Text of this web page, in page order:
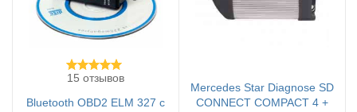
15 отзывов
Bluetooth OBD2 ELM 327 с
Mercedes Star Diagnose SD
CONNECT COMPACT 4 +